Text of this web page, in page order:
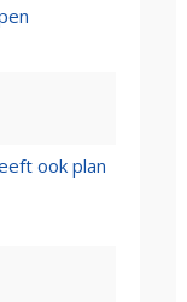
ook plan